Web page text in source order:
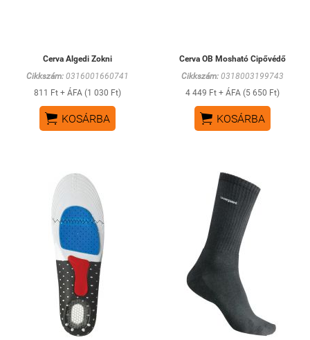
Cerva Algedi Zokni
Cikkszám: 0316001660741
811 Ft + ÁFA (1 030 Ft)
 KOSÁRBA
Cerva OB Mosható Cipővédő
Cikkszám: 0318003199743
4 449 Ft + ÁFA (5 650 Ft)
 KOSÁRBA